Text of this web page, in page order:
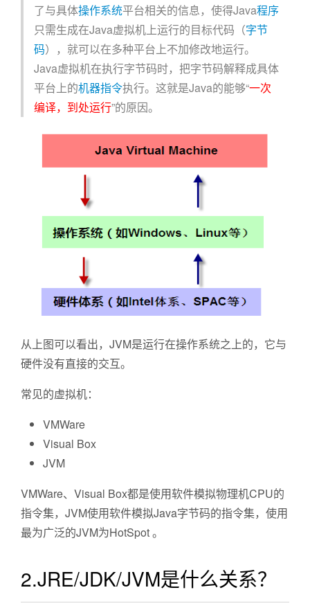
了与具体操作系统平台相关的信息，使得Java程序
只需生成在Java虚拟机上运行的目标代码（字节
码），就可以在多种平台上不加修改地运行。
Java虚拟机在执行字节码时，把字节码解释成具体
平台上的机器指令执行。这就是Java的能够“一次
编译，到处运行”的原因。
从上图可以看出，JVM是运行在操作系统之上的，它与
硬件没有直接的交互。
常见的虚拟机：
VMWare
Visual Box
JVM
VMWare、Visual Box都是使用软件模拟物理机CPU的
指令集，JVM使用软件模拟Java字节码的指令集，使用
最为广泛的JVM为HotSpot 。
2.JRE/JDK/JVM是什么关系？